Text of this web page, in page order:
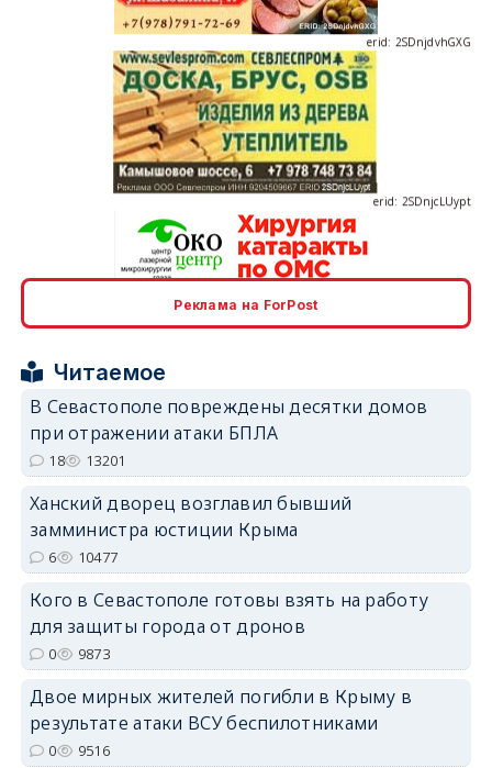
Реклама на ForPost
Читаемое
В Севастополе повреждены десятки домов
при отражении атаки БПЛА
18 13201
Ханский дворец возглавил бывший
замминистра юстиции Крыма
6 10477
Кого в Севастополе готовы взять на работу
для защиты города от дронов
0 9873
Двое мирных жителей погибли в Крыму в
результате атаки ВСУ беспилотниками
0 9516